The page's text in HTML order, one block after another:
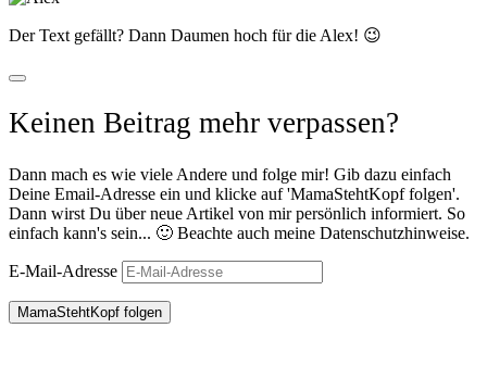
Der Text gefällt? Dann Daumen hoch für die Alex! 😉
Keinen Beitrag mehr verpassen?
Dann mach es wie viele Andere und folge mir! Gib dazu einfach
Deine Email-Adresse ein und klicke auf 'MamaStehtKopf folgen'.
Dann wirst Du über neue Artikel von mir persönlich informiert. So
einfach kann's sein... 🙂 Beachte auch meine Datenschutzhinweise.
E-Mail-Adresse
MamaStehtKopf folgen